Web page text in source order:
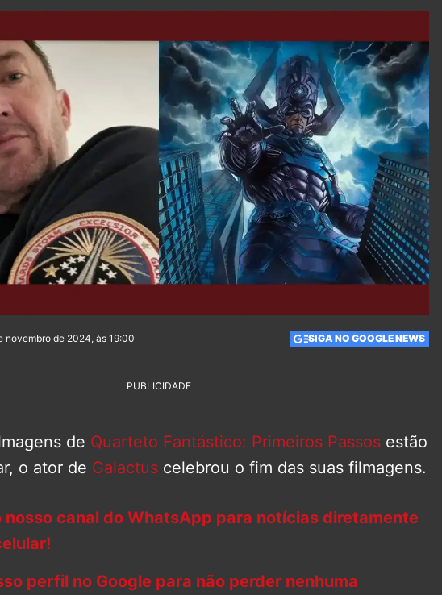
novembro de 2024, às 19:00 SIGA NO GOOGLE NEWS
PUBLICIDADE
de Quarteto Fantástico: Primeiros Passos estão
o ator de Galactus celebrou o fim das suas filmagens.
nosso canal do WhatsApp para notícias diretamente
perfil no Google para não perder nenhuma